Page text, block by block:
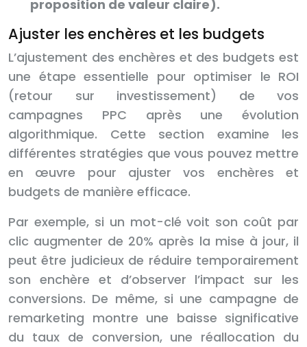
proposition de valeur claire).
Ajuster les enchères et les budgets
L’ajustement des enchères et des budgets est
une étape essentielle pour optimiser le ROI
(retour sur investissement) de vos
campagnes PPC après une évolution
algorithmique. Cette section examine les
différentes stratégies que vous pouvez mettre
en œuvre pour ajuster vos enchères et
budgets de manière efficace.
Par exemple, si un mot-clé voit son coût par
clic augmenter de 20% après la mise à jour, il
peut être judicieux de réduire temporairement
son enchère et d’observer l’impact sur les
conversions. De même, si une campagne de
remarketing montre une baisse significative
du taux de conversion, une réallocation du